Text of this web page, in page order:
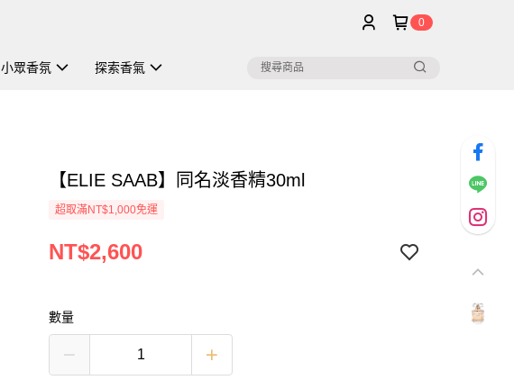
0
小眾香氛 探索香氣
【ELIE SAAB】同名淡香精30ml
超取滿NT$1,000免運
NT$2,600
數量